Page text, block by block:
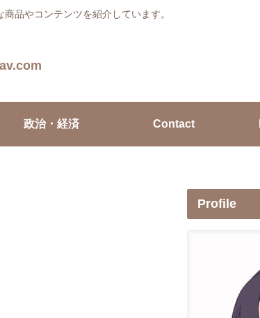
品やコンテンツを紹介しています。
政治・経済 Contact
Profile